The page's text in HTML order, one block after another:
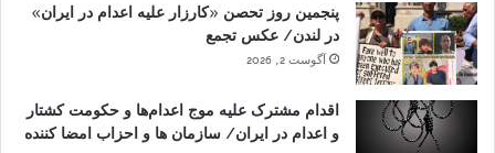
پنجمین روز تحصن «کارزار علیه اعدام در ایران»
در لندن/ عکس تجمع
آگوست 2, 2026
اقدام مشترک علیه موج اعدام‌ها و حکومت کشتار
و اعدام در ایران/ سازمان ها و احزاب امضا کننده